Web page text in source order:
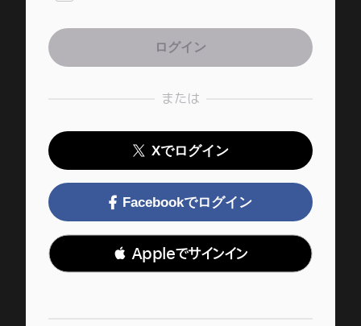
または
Xでログイン
Facebookでログイン
 Appleでサインイン